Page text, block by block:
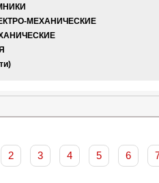
МЕХАНИЧЕСКИЕ
2 3 4 5 6